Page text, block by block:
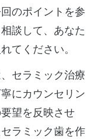
のポイントを参
談して、あなた
てください。
セラミック治療
にカウンセリン
望を反映させ
ラミック歯を作